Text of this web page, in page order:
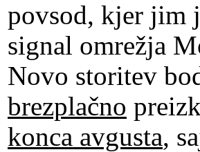
povsod, kjer jim
signal omrežja
Novo storitev
brezplačno
konca avgusta,